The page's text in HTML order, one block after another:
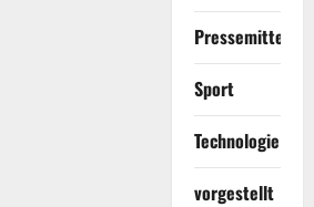
Sport
Technologie
vorgestellt